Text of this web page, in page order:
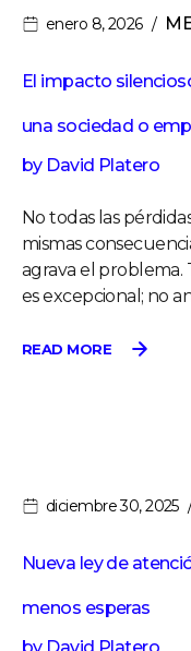
enero 8, 2026
El impacto
una sociedad o
by David Platero
No todas las
mismas
agrava el problema.
es excepcional; no
READ MORE
diciembre 30, 2025
Nueva ley de
menos esperas